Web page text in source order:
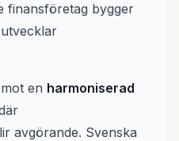
finansföretag bygger
en harmoniserad
avgörande. Svenska